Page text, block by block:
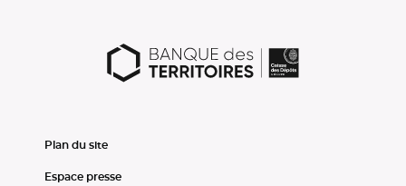
Plan du site
Espace presse